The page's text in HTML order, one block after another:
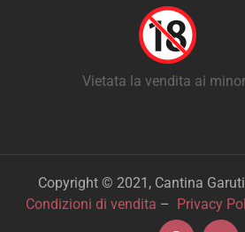
Vietata la vendita ai
Copyright © 2021, Cantina
Condizioni di vendita – Privacy